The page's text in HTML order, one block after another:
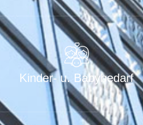
Kinder- u. Babybedarf